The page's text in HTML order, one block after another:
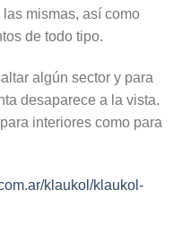
mismas, así como
de todo tipo.
algún sector y para
desaparece a la vista.
interiores como para
klaukol/klaukol-